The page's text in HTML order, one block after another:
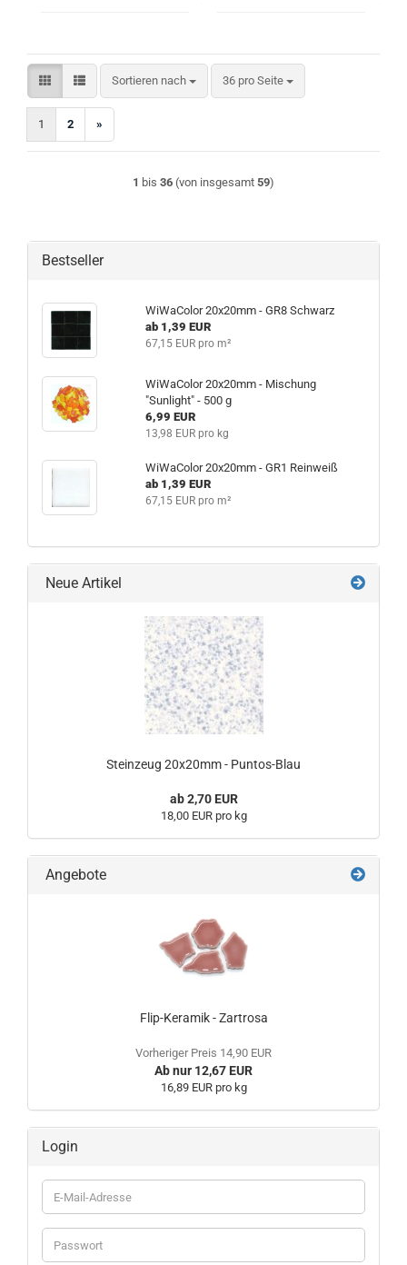
Sortieren nach
Sortieren nach 36 pro Seite
pro Seite
1 2 »
1 bis 36 (von insgesamt 59)
Bestseller
WiWaColor 20x20mm - GR8 Schwarz
ab 1,39 EUR
67,15 EUR pro m²
WiWaColor 20x20mm - Mischung
"Sunlight" - 500 g
6,99 EUR
13,98 EUR pro kg
WiWaColor 20x20mm - GR1 Reinweiß
ab 1,39 EUR
67,15 EUR pro m²
Neue Artikel
Steinzeug 20x20mm - Puntos-Blau
ab 2,70 EUR
18,00 EUR pro kg
Angebote
Flip-Keramik - Zartrosa
Vorheriger Preis 14,90 EUR
Ab nur 12,67 EUR
16,89 EUR pro kg
Login
E-
Mail-
Adresse
Passwort